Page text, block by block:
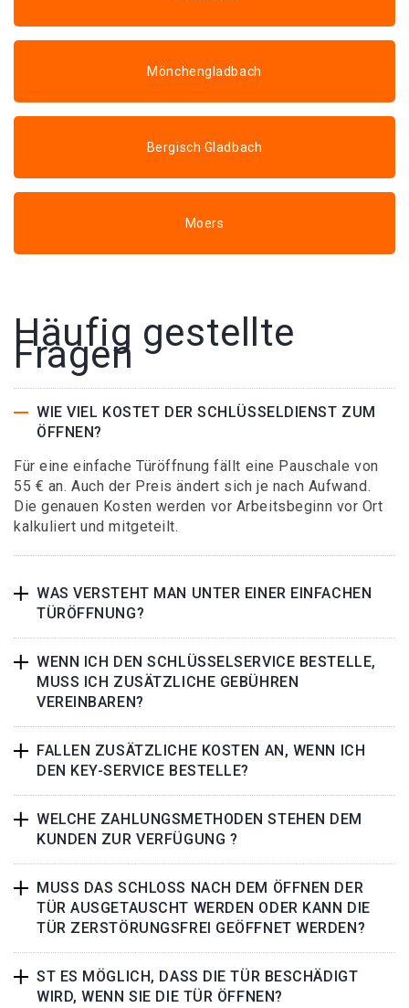
Mönchengladbach
Bergisch Gladbach
Moers
Häufig gestellte
Fragen
WIE VIEL KOSTET DER SCHLÜSSELDIENST ZUM
ÖFFNEN?
Für eine einfache Türöffnung fällt eine Pauschale von
55 € an. Auch der Preis ändert sich je nach Aufwand.
Die genauen Kosten werden vor Arbeitsbeginn vor Ort
kalkuliert und mitgeteilt.
WAS VERSTEHT MAN UNTER EINER EINFACHEN
TÜRÖFFNUNG?
WENN ICH DEN SCHLÜSSELSERVICE BESTELLE,
MUSS ICH ZUSÄTZLICHE GEBÜHREN
VEREINBAREN?
FALLEN ZUSÄTZLICHE KOSTEN AN, WENN ICH
DEN KEY-SERVICE BESTELLE?
WELCHE ZAHLUNGSMETHODEN STEHEN DEM
KUNDEN ZUR VERFÜGUNG ?
MUSS DAS SCHLOSS NACH DEM ÖFFNEN DER
TÜR AUSGETAUSCHT WERDEN ODER KANN DIE
TÜR ZERSTÖRUNGSFREI GEÖFFNET WERDEN?
ST ES MÖGLICH, DASS DIE TÜR BESCHÄDIGT
WIRD, WENN SIE DIE TÜR ÖFFNEN?